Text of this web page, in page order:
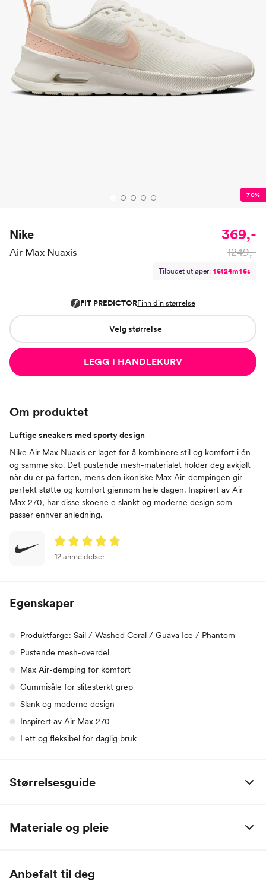
70%
Nike
Air Max Nuaxis
369,-
1249,-
Tilbudet utløper: 16t24m15s
Velg størrelse
LEGG I HANDLEKURV
Om produktet
Luftige sneakers med sporty design
Nike Air Max Nuaxis er laget for å kombinere stil og komfort i én
og samme sko. Det pustende mesh-materialet holder deg avkjølt
når du er på farten, mens den ikoniske Max Air-dempingen gir
perfekt støtte og komfort gjennom hele dagen. Inspirert av Air
Max 270, har disse skoene e slankt og moderne design som
passer enhver anledning.
12 anmeldelser
Egenskaper
Produktfarge: Sail / Washed Coral / Guava Ice / Phantom
Pustende mesh-overdel
Max Air-demping for komfort
Gummisåle for slitesterkt grep
Slank og moderne design
Inspirert av Air Max 270
Lett og fleksibel for daglig bruk
Størrelsesguide
Materiale og pleie
Anbefalt til deg